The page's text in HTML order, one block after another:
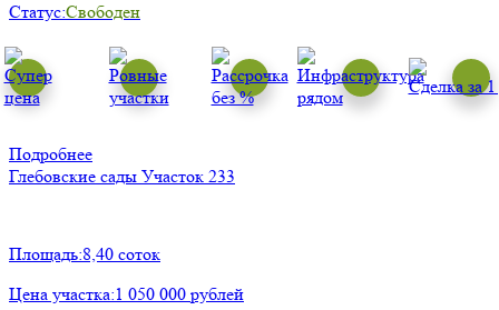
Статус:Свободен
Подробнее
Глебовские сады Участок 233
Площадь:8,40 соток
Цена участка:1 050 000 рублей